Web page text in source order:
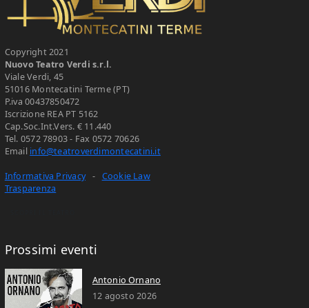
Copyright 2021
Nuovo Teatro Verdi s.r.l.
Viale Verdi, 45
51016 Montecatini Terme (PT)
P.iva 00437850472
Iscrizione REA PT 5162
Cap.Soc.Int.Vers. € 11.440
Tel. 0572 78903 - Fax 0572 70626
Email info@teatroverdimontecatini.it
Informativa Privacy- Cookie Law
Trasparenza
Prossimi eventi
Antonio Ornano
12 agosto 2026